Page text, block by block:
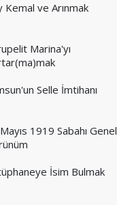
Kemal ve Arınmak
Marina'yı
Selle İmtihanı
1919 Sabahı Genel
İsim Bulmak